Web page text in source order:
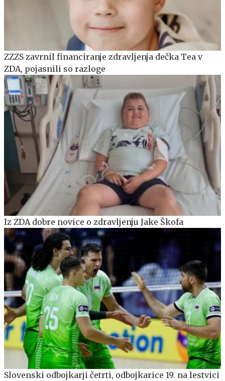
ZZZS zavrnil financiranje zdravljenja dečka Tea v
ZDA, pojasnili so razloge
Iz ZDA dobre novice o zdravljenju Jake Škofa
Slovenski odbojkarji četrti, odbojkarice 19. na lestvici